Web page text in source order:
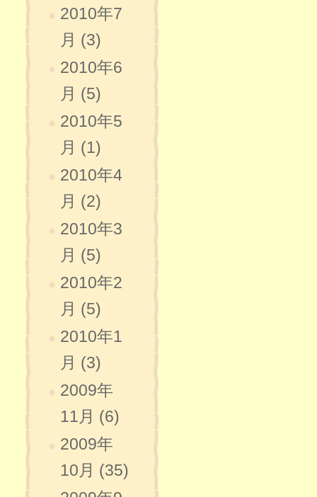
2010年7
月 (3)
2010年6
月 (5)
2010年5
月 (1)
2010年4
月 (2)
2010年3
月 (5)
2010年2
月 (5)
2010年1
月 (3)
2009年
11月 (6)
2009年
10月 (35)